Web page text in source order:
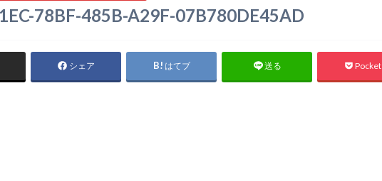
78BF-485B-A29F-07B780DE45AD
シェア はてブ 送る Pocket